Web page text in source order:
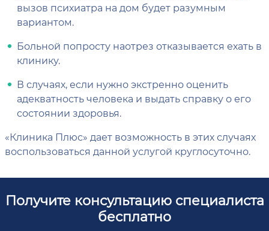
вызов психиатра на дом будет разумным
вариантом.
Больной попросту наотрез отказывается ехать в
клинику.
В случаях, если нужно экстренно оценить
адекватность человека и выдать справку о его
состоянии здоровья.
«Клиника Плюс» дает возможность в этих случаях
воспользоваться данной услугой круглосуточно.
Получите консультацию специалиста
бесплатно